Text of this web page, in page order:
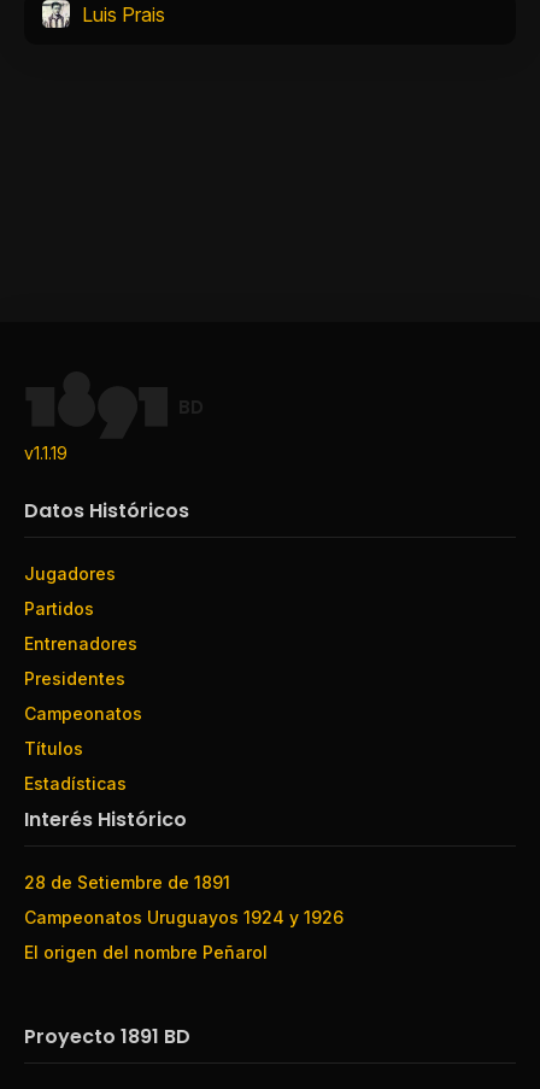
Luis Prais
BD
v1.1.19
Datos Históricos
Jugadores
Partidos
Entrenadores
Presidentes
Campeonatos
Títulos
Estadísticas
Interés Histórico
28 de Setiembre de 1891
Campeonatos Uruguayos 1924 y 1926
El origen del nombre Peñarol
Proyecto 1891 BD